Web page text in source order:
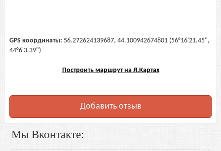
GPS координаты: 56.272624139687, 44.100942674801 (56°16'21.45",
44°6'3.39")
Построить маршрут на Я.Картах
Добавить отзыв
Мы Вконтакте: